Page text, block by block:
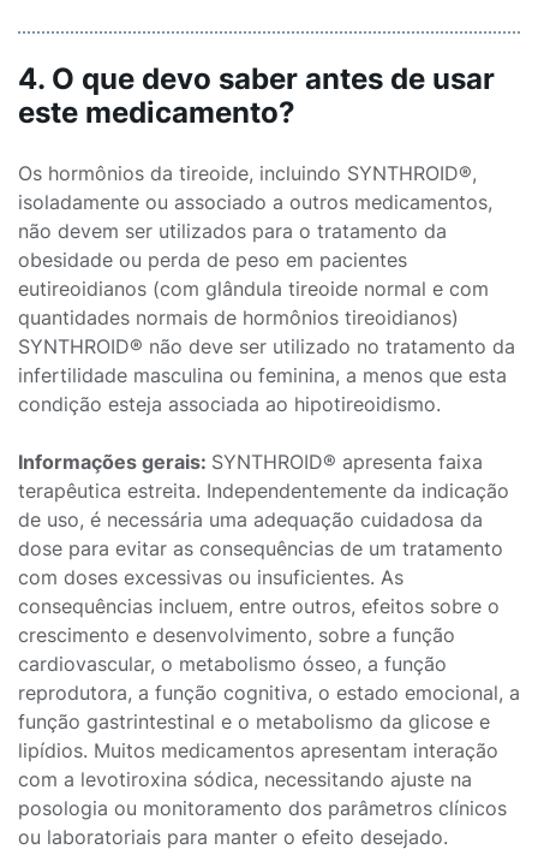
4. O que devo saber antes de usar
este medicamento?
Os hormônios da tireoide, incluindo SYNTHROID®,
isoladamente ou associado a outros medicamentos,
não devem ser utilizados para o tratamento da
obesidade ou perda de peso em pacientes
eutireoidianos (com glândula tireoide normal e com
quantidades normais de hormônios tireoidianos)
SYNTHROID® não deve ser utilizado no tratamento da
infertilidade masculina ou feminina, a menos que esta
condição esteja associada ao hipotireoidismo.
Informações gerais: SYNTHROID® apresenta faixa
terapêutica estreita. Independentemente da indicação
de uso, é necessária uma adequação cuidadosa da
dose para evitar as consequências de um tratamento
com doses excessivas ou insuficientes. As
consequências incluem, entre outros, efeitos sobre o
crescimento e desenvolvimento, sobre a função
cardiovascular, o metabolismo ósseo, a função
reprodutora, a função cognitiva, o estado emocional, a
função gastrintestinal e o metabolismo da glicose e
lipídios. Muitos medicamentos apresentam interação
com a levotiroxina sódica, necessitando ajuste na
posologia ou monitoramento dos parâmetros clínicos
ou laboratoriais para manter o efeito desejado.